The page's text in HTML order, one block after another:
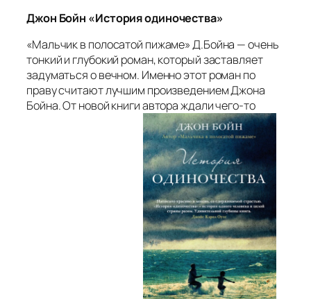
Джон Бойн «История одиночества»
«Мальчик в полосатой пижаме» Д.Бойна — очень
тонкий и глубокий роман, который заставляет
задуматься о вечном. Именно этот роман по
праву считают лучшим произведением Джона
Бойна. От новой книги автора ждали чего-то